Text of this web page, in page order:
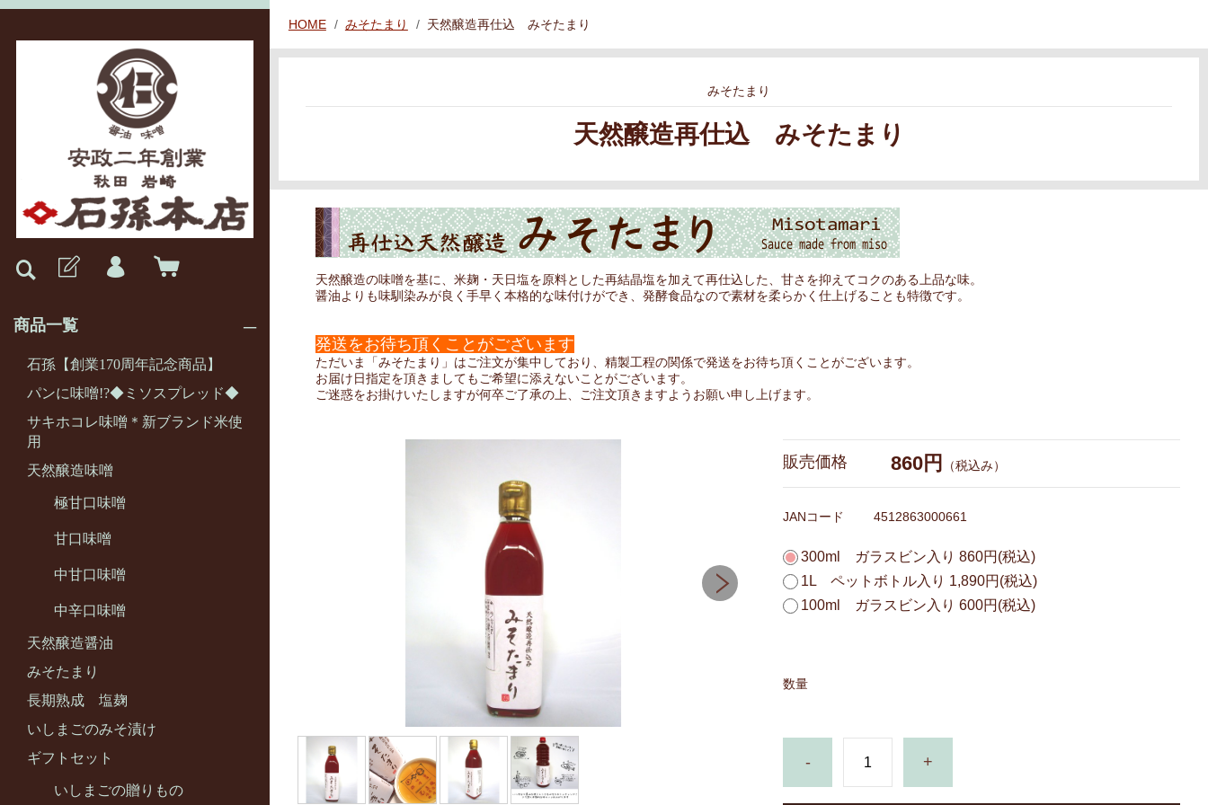
商品一覧
石孫【創業170周年記念商品】
パンに味噌!?◆ミソスプレッド◆
サキホコレ味噌＊新ブランド米使
用
天然醸造味噌
極甘口味噌
甘口味噌
中甘口味噌
中辛口味噌
天然醸造醤油
みそたまり
長期熟成 塩麹
いしまごのみそ漬け
ギフトセット
いしまごの贈りもの
HOME みそたまり 天然醸造再仕込 みそたまり
みそたまり
天然醸造再仕込 みそたまり
天然醸造の味噌を基に、米麹・天日塩を原料とした再結晶塩を加えて再仕込した、甘さを抑えてコクのある上品な味。
醤油よりも味馴染みが良く手早く本格的な味付けができ、発酵食品なので素材を柔らかく仕上げることも特徴です。
発送をお待ち頂くことがございます
ただいま「みそたまり」はご注文が集中しており、精製工程の関係で発送をお待ち頂くことがございます。
お届け日指定を頂きましてもご希望に添えないことがございます。
ご迷惑をお掛けいたしますが何卒ご了承の上、ご注文頂きますようお願い申し上げます。
販売価格 860円 （税込み）
JANコード 4512863000661
300ml ガラスビン入り 860円(税込)
1L ペットボトル入り 1,890円(税込)
100ml ガラスビン入り 600円(税込)
数量
- +